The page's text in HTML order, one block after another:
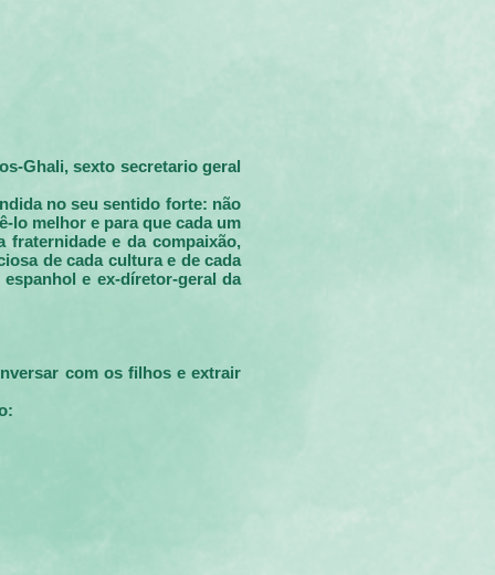
Ghali, sexto secretario geral
no seu sentido forte: não
lo melhor e para que cada um
fraternidade e da compaixão,
de cada cultura e de cada
e ex-díretor-geral da
com os filhos e extrair